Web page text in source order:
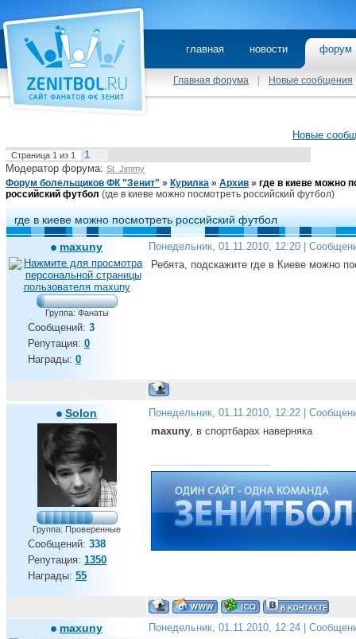
главная новости
Главная форума Новые сообщения
Новые
Страница 1 из 1
1
Модератор форума: St_Jimmy
Форум болельщиков ФК "Зенит" » Курилка » Архив » где в киеве можно
российский футбол (где в киеве можно посмотреть российский футбол)
где в киеве можно посмотреть российский футбол
maxuny
Группа: Фанаты
Сообщений: 3
Репутация: 0
Награды: 0
Понедельник, 01.11.2010, 12:20 |
Ребята, подскажите где в Киеве можно
Solon
Группа: Проверенные
Сообщений: 338
Репутация: 1350
Награды: 55
Понедельник, 01.11.2010, 12:22 |
maxuny, в спортбарах наверняка
maxuny
Понедельник, 01.11.2010, 12:24 |